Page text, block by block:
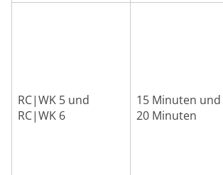
RC|WK 5 und
RC|WK 6
15 Minuten und
20 Minuten